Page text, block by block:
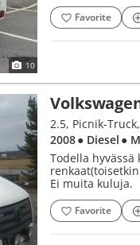
10
Favorite
2008● Diesel ●
Todella
Ei muita kuluja.
Favorite